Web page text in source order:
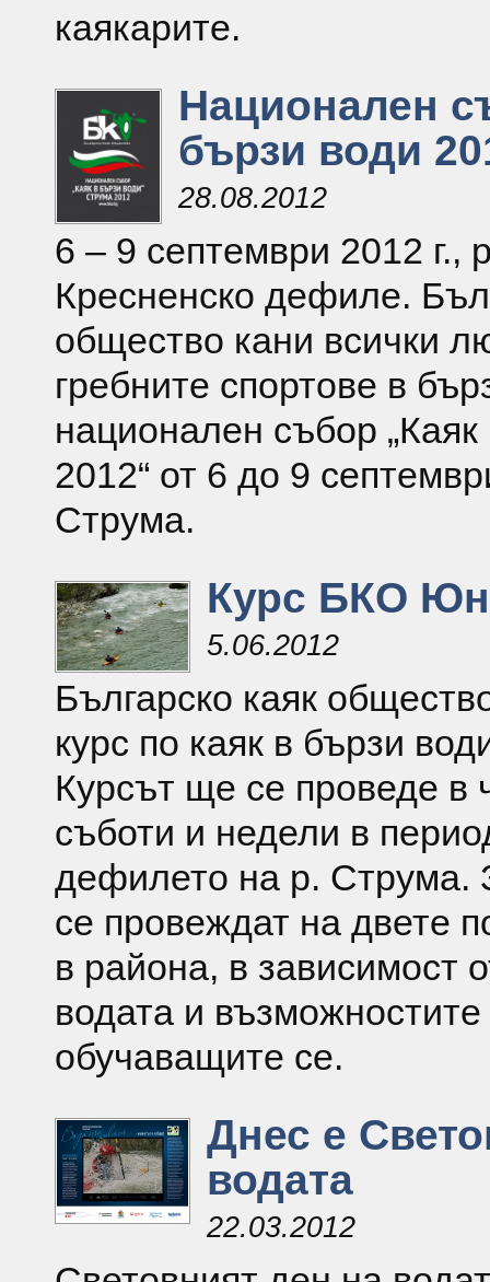
каякарите.
Национален
бързи води
28.08.2012
6 – 9 септември 2012 г.,
Кресненско дефиле.
общество кани всички
гребните спортове в
национален събор
2012“ от 6 до 9
Струма.
Курс БКО
5.06.2012
Българско каяк
курс по каяк в бързи
Курсът ще се проведе в
съботи и недели в
дефилето на р. Струма.
се провеждат на двете
в района, в зависимост
водата и
обучаващите се.
Днес е
водата
22.03.2012